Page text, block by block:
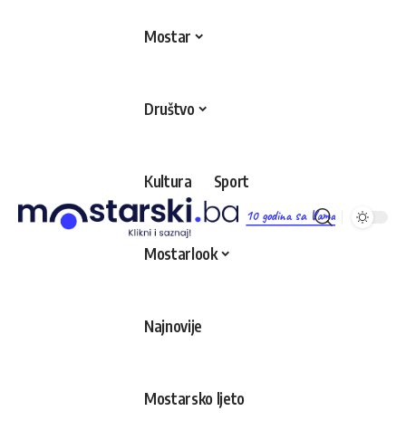
10 godina sa Vama
Mostar
Društvo
Kultura Sport
Mostarlook
Najnovije
Mostarsko ljeto